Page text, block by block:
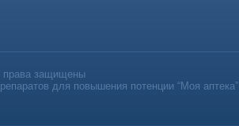
права защищены
для повышения потенции “Моя